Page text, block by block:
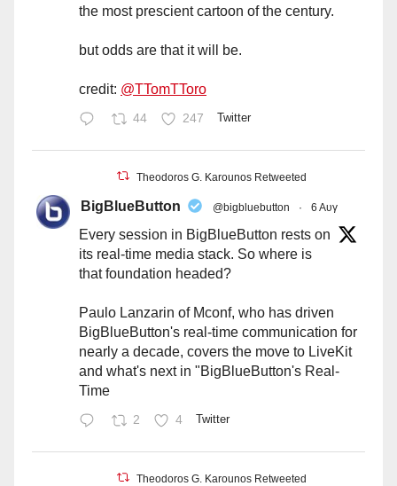
the most prescient cartoon of the century.
but odds are that it will be.
credit: @TTomTToro
44 247 Twitter
Theodoros G. Karounos Retweeted
BigBlueButton @bigbluebutton · 6 Αυγ
Every session in BigBlueButton rests on
its real-time media stack. So where is
that foundation headed?
Paulo Lanzarin of Mconf, who has driven
BigBlueButton's real-time communication for
nearly a decade, covers the move to LiveKit
and what's next in "BigBlueButton's Real-
Time
2 4 Twitter
Theodoros G. Karounos Retweeted